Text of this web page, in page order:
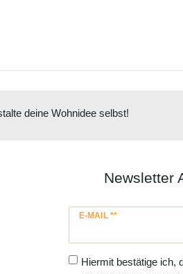
deine Wohnidee selbst!
Newsletter
E-MAIL **
Newsletter
Hiermit bestätige ich,